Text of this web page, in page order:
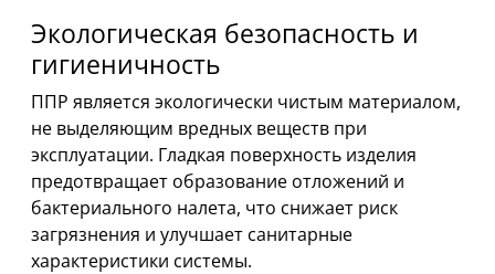
Экологическая безопасность и
гигиеничность
ППР является экологически чистым материалом,
не выделяющим вредных веществ при
эксплуатации. Гладкая поверхность изделия
предотвращает образование отложений и
бактериального налета, что снижает риск
загрязнения и улучшает санитарные
характеристики системы.